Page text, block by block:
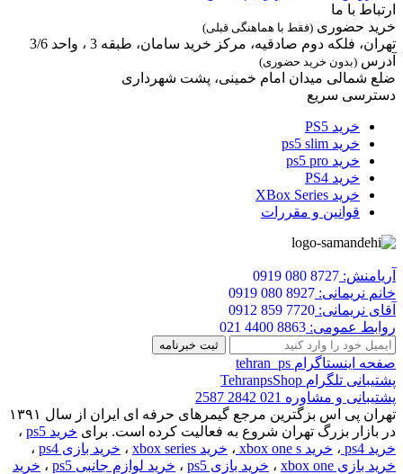
ارتباط با ما
خرید حضوری (فقط با هماهنگی قبلی)
تهران، فلکه دوم صادقیه، مرکز خرید سامان، طبقه 3 ، واحد 3/6
آدرس (بدون خرید حضوری)
ضلع شمالی میدان امام خمینی، پشت شهرداری
دسترسی سریع
خرید PS5
خرید ps5 slim
خرید ps5 pro
خرید PS4
خرید XBox Series
قوانین و مقررات
آریامنش: 0919 080 8727
خانم نریمانی: 0919 080 8927
آقای نریمانی: 0912 859 7720
روابط عمومی: 021 4400 8863
صفحه اینستاگرام tehran_ps
پشتیبانی تلگرام TehranpsShop
پشتیبانی و مشاوره 021 2842 2587
تهران پی اس بزگترین مرجع گیمرهای حرفه ای ایران از سال ۱۳۹۱
در بازار بزرگ تهران شروع به فعالیت کرده است. برای خرید ps5
،
خرید ps4
، خرید xbox one s ، خرید xbox series ، خرید بازی ps4
،
خرید بازی xbox one
، خرید بازی ps5 ، خرید لوازم جانبی ps5 ، خرید